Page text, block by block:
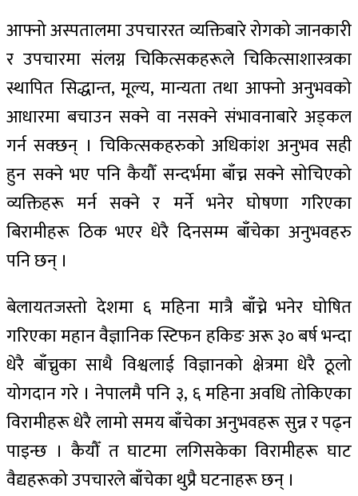
आफ्नो अस्पतालमा उपचाररत व्यक्तिबारे रोगको जानकारी
र उपचारमा संलग्न चिकित्सकहरूले चिकित्साशास्त्रका
स्थापित सिद्धान्त, मूल्य, मान्यता तथा आफ्नो अनुभवको
आधारमा बचाउन सक्ने वा नसक्ने संभावनाबारे अड्कल
गर्न सक्छन् । चिकित्सकहरुको अधिकांश अनुभव सही
हुन सक्ने भए पनि कैयौँ सन्दर्भमा बाँच्न सक्ने सोचिएको
व्यक्तिहरू मर्न सक्ने र मर्ने भनेर घोषणा गरिएका
बिरामीहरू ठिक भएर धेरै दिनसम्म बाँचेका अनुभवहरु
पनि छन् ।
बेलायतजस्तो देशमा ६ महिना मात्रै बाँच्ने भनेर घोषित
गरिएका महान वैज्ञानिक स्टिफन हकिङ अरू ३० बर्ष भन्दा
धेरै बाँच्नुका साथै विश्वलाई विज्ञानको क्षेत्रमा धेरै ठूलो
योगदान गरे । नेपालमै पनि ३, ६ महिना अवधि तोकिएका
विरामीहरू धेरै लामो समय बाँचेका अनुभवहरू सुन्न र पढ्न
पाइन्छ । कैयौँ त घाटमा लगिसकेका विरामीहरू घाट
वैद्यहरूको उपचारले बाँचेका थुप्रै घटनाहरू छन् ।